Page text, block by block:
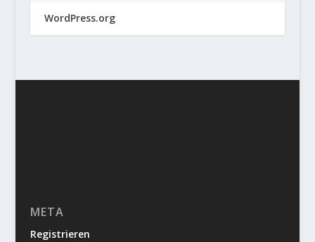
WordPress.org
META
Registrieren